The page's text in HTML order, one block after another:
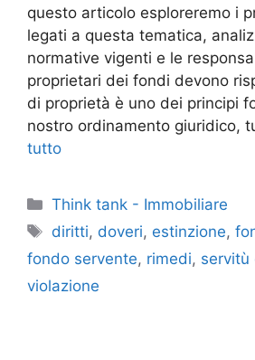
questo articolo esploreremo i
legati a questa tematica,
normative vigenti e le
proprietari dei fondi devono
di proprietà è uno dei principi
nostro ordinamento giuridico,
tutto
Categorie
Think tank - Immobiliare
Tag
diritti, doveri, estinzione,
fondo servente, rimedi, servitù
violazione